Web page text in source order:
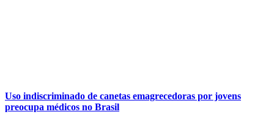
Uso indiscriminado de canetas emagrecedoras por jovens
preocupa médicos no Brasil